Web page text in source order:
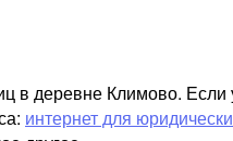
деревне Климово. Если
интернет для